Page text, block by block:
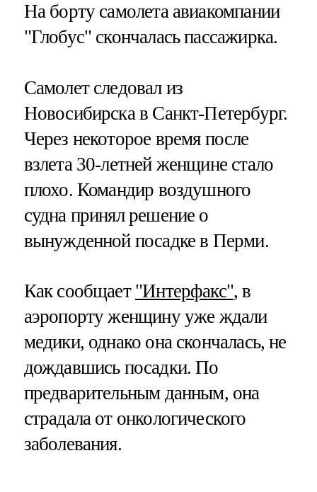
На борту самолета авиакомпании
"Глобус" скончалась пассажирка.
Самолет следовал из
Новосибирска в Санкт-Петербург.
Через некоторое время после
взлета 30-летней женщине стало
плохо. Командир воздушного
судна принял решение о
вынужденной посадке в Перми.
Как сообщает "Интерфакс", в
аэропорту женщину уже ждали
медики, однако она скончалась, не
дождавшись посадки. По
предварительным данным, она
страдала от онкологического
заболевания.